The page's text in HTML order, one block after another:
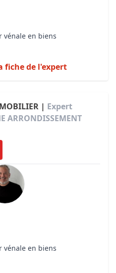
vénale en biens
fiche de l'expert
| Expert
ARRONDISSEMENT
vénale en biens